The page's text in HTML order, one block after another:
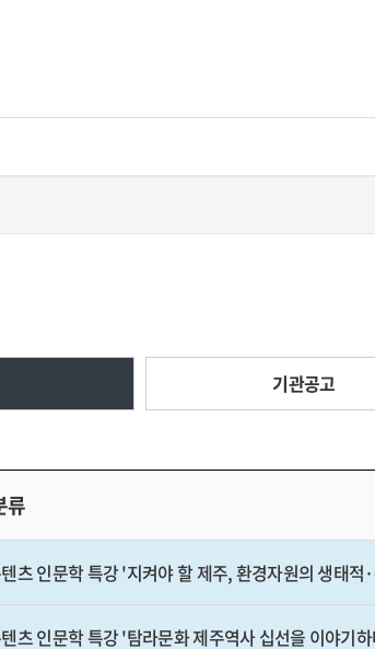
기관공고
류
츠 인문학 특강 '지켜야 할 제주, 환경자원의 생태적
츠 인문학 특강 '탐라문화 제주역사 십선을 이야기